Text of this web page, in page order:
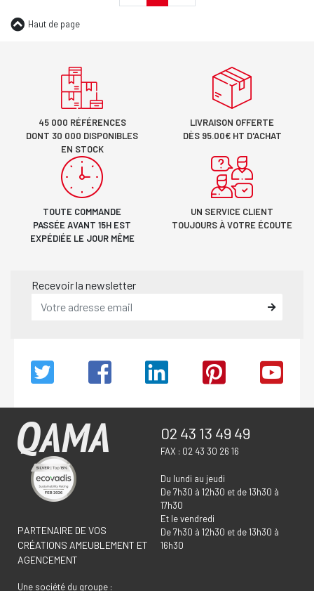
Haut de page
45 000 RÉFÉRENCES
DONT 30 000 DISPONIBLES
EN STOCK
LIVRAISON OFFERTE
DÈS 95.00€ HT D'ACHAT
TOUTE COMMANDE
PASSÉE AVANT 15H EST
EXPÉDIÉE LE JOUR MÊME
UN SERVICE CLIENT
TOUJOURS À VOTRE ÉCOUTE
Recevoir la newsletter
PARTENAIRE DE VOS
CRÉATIONS AMEUBLEMENT ET
AGENCEMENT
Une société du groupe :
02 43 13 49 49
FAX : 02 43 30 26 16
Du lundi au jeudi
De 7h30 à 12h30 et de 13h30 à
17h30
Et le vendredi
De 7h30 à 12h30 et de 13h30 à
16h30